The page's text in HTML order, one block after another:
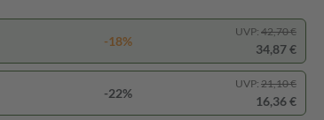
-18%
UVP: 42,70 €
34,87 €
-22%
UVP: 21,10 €
16,36 €